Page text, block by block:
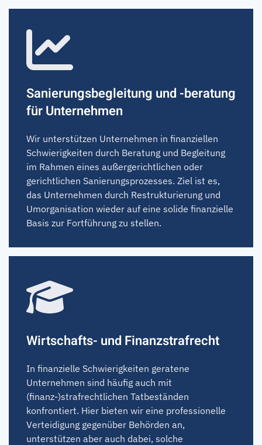
Sanierungsbegleitung und -beratung
für Unternehmen
Wir unterstützen Unternehmen in finanziellen
Schwierigkeiten durch Beratung und Begleitung
im Rahmen eines außergerichtlichen oder
gerichtlichen Sanierungsprozesses. Ziel ist es,
das Unternehmen durch Restrukturierung und
Umorganisation wieder auf eine solide finanzielle
Basis zur Fortführung zu stellen.
Wirtschafts- und Finanzstrafrecht
In finanzielle Schwierigkeiten geratene
Unternehmen sind häufig auch mit
(finanz-)strafrechtlichen Tatbeständen
konfrontiert. Hier bieten wir eine professionelle
Verteidigung gegenüber Behörden an,
unterstützen aber auch dabei, solche